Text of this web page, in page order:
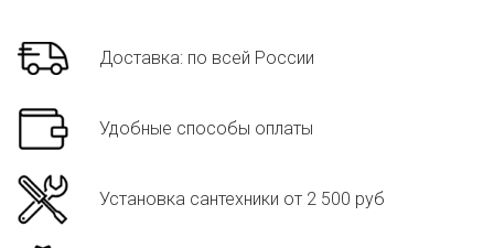
Доставка: по всей России
Удобные способы оплаты
Установка сантехники от 2 500 руб